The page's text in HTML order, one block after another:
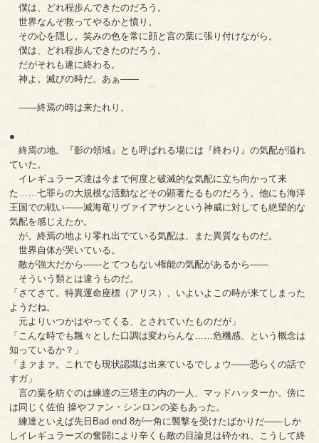
僕は、どれ程歩んできたのだろう。
世界なんぞ救ってやるかと憤り。
その心を隠し。笑みの色を常に顔と言の葉に張り付けながら。
僕は、どれ程歩んできたのだろう。
だがそれも遂に終わる。
神よ。滅びの時だ。あぁ――
――終焉の時は来たれり。
●
終焉の地。『影の領域』とも呼ばれる場には『終わり』の気配が溢れ
ていた。
イレギュラーズ達は今まで何度と破滅的な気配に立ち向かって来
た……七罪らの大規模な活動などその顕著たるものだろう。他にも海洋
王国での戦い――滅海竜リヴァイアサンという神威に対しても絶望的な
気配を感じえたか。
が。終焉の地より零れ出でている気配は、また異質なものだ。
世界自体が哭いている。
敵が強大だから――とてつもない権能の気配があるから――
そういう類とは違うものだ。
「さてさて。特異運命座標（アリス）、いよいよこの時が来てしまった
ようだね。
元よりいつかはやってくる、とされていたものだが」
「こんな時でも飄々とした口調は変わらんな……危機感、という概念は
知っているか？」
「まァまァ。これでも現状認識は出来ているでしょウ――恐らくの話で
すガ」
言の葉を紡ぐのは練達の三塔主の内の一人、マッドハッターか。傍に
は同じく佐伯 操やファン・シンロンの姿もあった。
練達といえば先日Bad end 8が一角に襲撃を受けたばかりだ――しか
しイレギュラーズの奮闘により辛くも敵の目論見は砕かれ、こうして終